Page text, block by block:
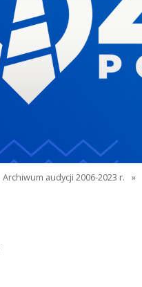
Archiwum audycji 2006-2023 r. »